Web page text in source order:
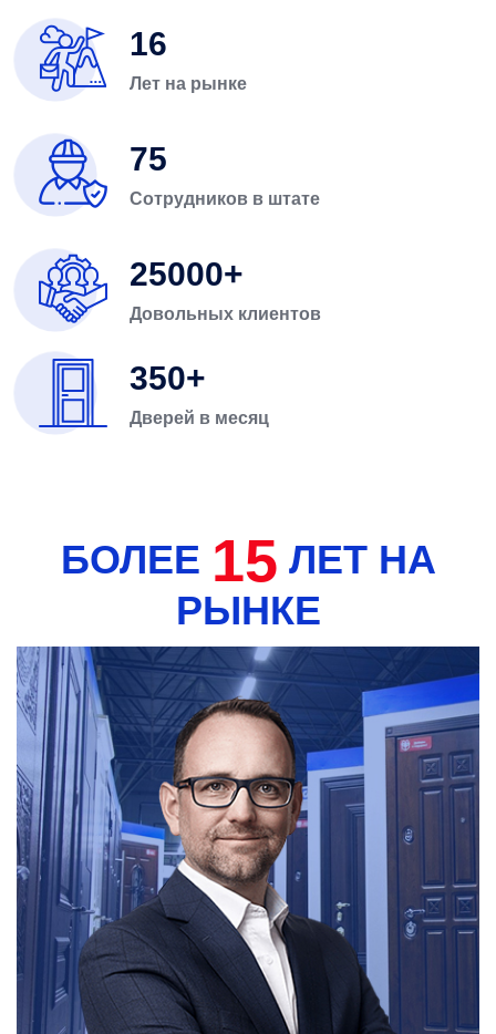
16
Лет на рынке
75
Сотрудников в штате
25000
Довольных клиентов
350
Дверей в месяц
БОЛЕЕ 15 ЛЕТ НА
РЫНКЕ